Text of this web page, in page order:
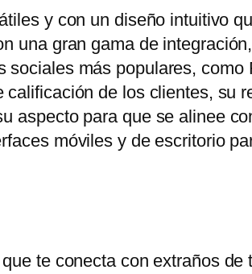
y con un diseño intuitivo
una gran gama de
más populares,
de los clientes, su
aspecto para que se alinee
móviles y de escritorio
te conecta con extraños